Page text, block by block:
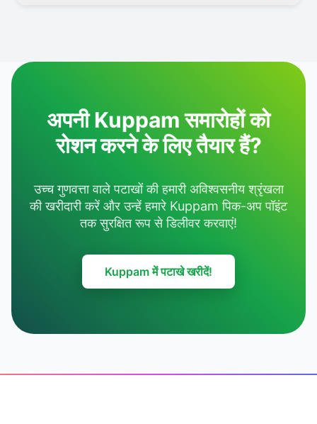
अपनी Kuppam समारोहों को
रोशन करने के लिए तैयार हैं?
उच्च गुणवत्ता वाले पटाखों की हमारी अविश्वसनीय श्रृंखला
की खरीदारी करें और उन्हें हमारे Kuppam पिक-अप पॉइंट
तक सुरक्षित रूप से डिलीवर करवाएं!
Kuppam में पटाखे खरीदें!